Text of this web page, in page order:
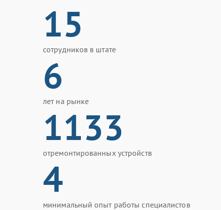
15
сотрудников в штате
6
лет на рынке
1133
отремонтированных устройств
4
минимальный опыт работы специалистов